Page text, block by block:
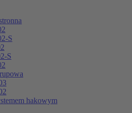
S
S
hakowym